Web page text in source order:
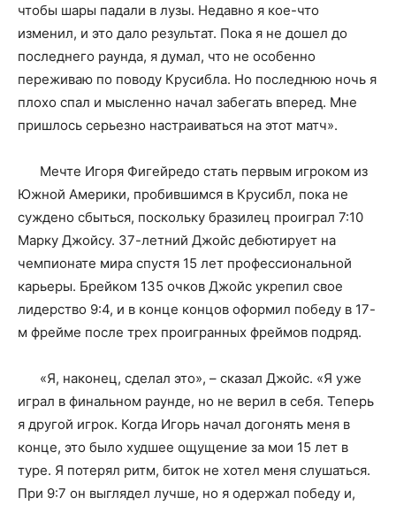
чтобы шары падали в лузы. Недавно я кое-что
изменил, и это дало результат. Пока я не дошел до
последнего раунда, я думал, что не особенно
переживаю по поводу Крусибла. Но последнюю ночь я
плохо спал и мысленно начал забегать вперед. Мне
пришлось серьезно настраиваться на этот матч».
Мечте Игоря Фигейредо стать первым игроком из
Южной Америки, пробившимся в Крусибл, пока не
суждено сбыться, поскольку бразилец проиграл 7:10
Марку Джойсу. 37-летний Джойс дебютирует на
чемпионате мира спустя 15 лет профессиональной
карьеры. Брейком 135 очков Джойс укрепил свое
лидерство 9:4, и в конце концов оформил победу в 17-
м фрейме после трех проигранных фреймов подряд.
«Я, наконец, сделал это», – сказал Джойс. «Я уже
играл в финальном раунде, но не верил в себя. Теперь
я другой игрок. Когда Игорь начал догонять меня в
конце, это было худшее ощущение за мои 15 лет в
туре. Я потерял ритм, биток не хотел меня слушаться.
При 9:7 он выглядел лучше, но я одержал победу и,